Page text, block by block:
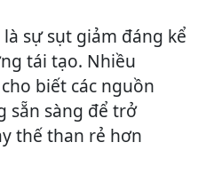
sự sụt giảm đáng kể
tái tạo. Nhiều
biết các nguồn
sẵn sàng để trở
thế than rẻ hơn